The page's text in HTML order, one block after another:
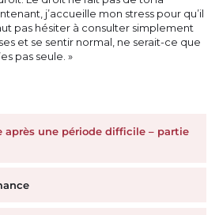
j’accueille mon stress pour qu’il
pas hésiter à consulter simplement
et se sentir normal, ne serait-ce que
pas seule. »
après une période difficile – partie